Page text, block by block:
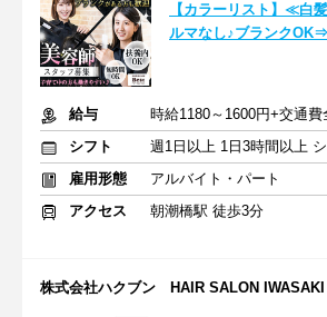
【カラーリスト】≪白
ルマなし♪ブランク
給与
時給1180～1600円+交通費
シフト
雇用形態
アルバイト・パート
アクセス
朝潮橋駅 徒歩3分
株式会社ハクブン HAIR SALON IWASAKI